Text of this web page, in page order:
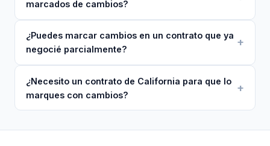
marcados de cambios?
¿Puedes marcar cambios en un contrato que ya
negocié parcialmente?
¿Necesito un contrato de California para que lo
marques con cambios?